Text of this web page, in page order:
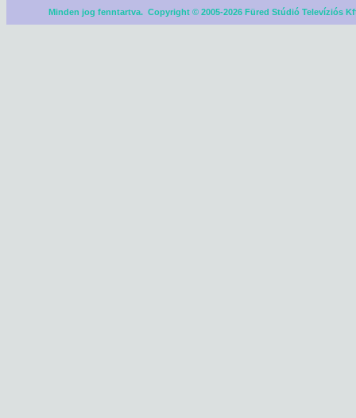
Minden jog fenntartva. Copyright © 2005-2026 Füred Stúdió Televíziós